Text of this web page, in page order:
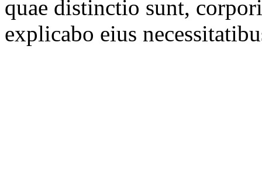
quae distinctio sunt,
explicabo eius